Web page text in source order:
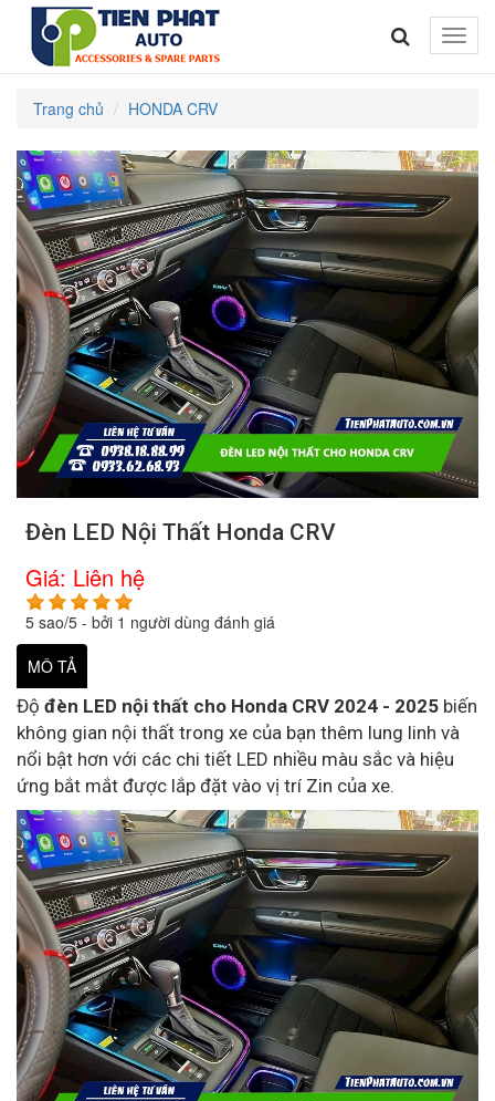
Toggle
Trang chủ HONDA CRV
Đèn LED Nội Thất Honda CRV
Giá: Liên hệ
5 sao/5 - bởi 1 người dùng đánh giá
MÔ TẢ
Độ đèn LED nội thất cho Honda CRV 2024 - 2025 biến
không gian nội thất trong xe của bạn thêm lung linh và
nổi bật hơn với các chi tiết LED nhiều màu sắc và hiệu
ứng bắt mắt được lắp đặt vào vị trí Zin của xe.